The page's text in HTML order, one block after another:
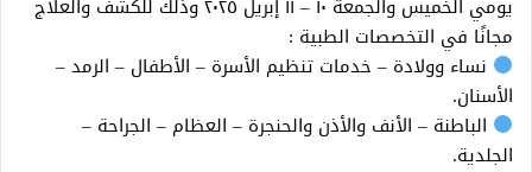
يومي الخميس والجمعة ١٠ – ١١ إبريل ٢٠٢٥ وذلك للكشف والعلاج
مجانًا في التخصصات الطبية :
نساء وولادة – خدمات تنظيم الأسرة – الأطفال – الرمد –
الأسنان.
الباطنة – الأنف والأذن والحنجرة – العظام – الجراحة –
الجلدية.